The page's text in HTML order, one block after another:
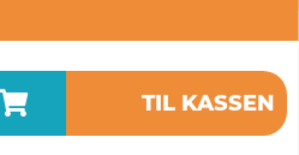
TIL KASSEN